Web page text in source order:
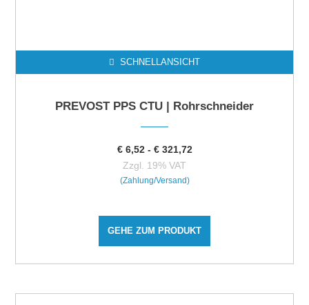
SCHNELLANSICHT
PREVOST PPS CTU | Rohrschneider
€6,52- €321,72
Zzgl. 19% VAT
(Zahlung/Versand)
GEHE ZUM PRODUKT